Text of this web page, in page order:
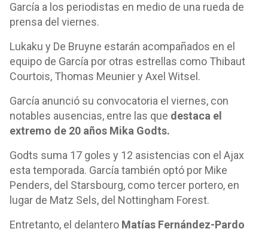
García a los periodistas en medio de una rueda de
prensa del viernes.
Lukaku y De Bruyne estarán acompañados en el
equipo de García por otras estrellas como Thibaut
Courtois, Thomas Meunier y Axel Witsel.
García anunció su convocatoria el viernes, con
notables ausencias, entre las que destaca el
extremo de 20 años Mika Godts.
Godts suma 17 goles y 12 asistencias con el Ajax
esta temporada. García también optó por Mike
Penders, del Starsbourg, como tercer portero, en
lugar de Matz Sels, del Nottingham Forest.
Entretanto, el delantero Matías Fernández-Pardo